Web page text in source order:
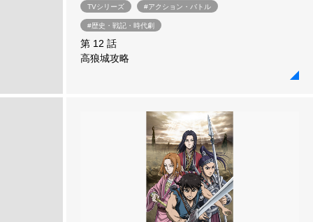
TVシリーズ #アクション・バトル
#歴史・戦記・時代劇
第 12 話
高狼城攻略